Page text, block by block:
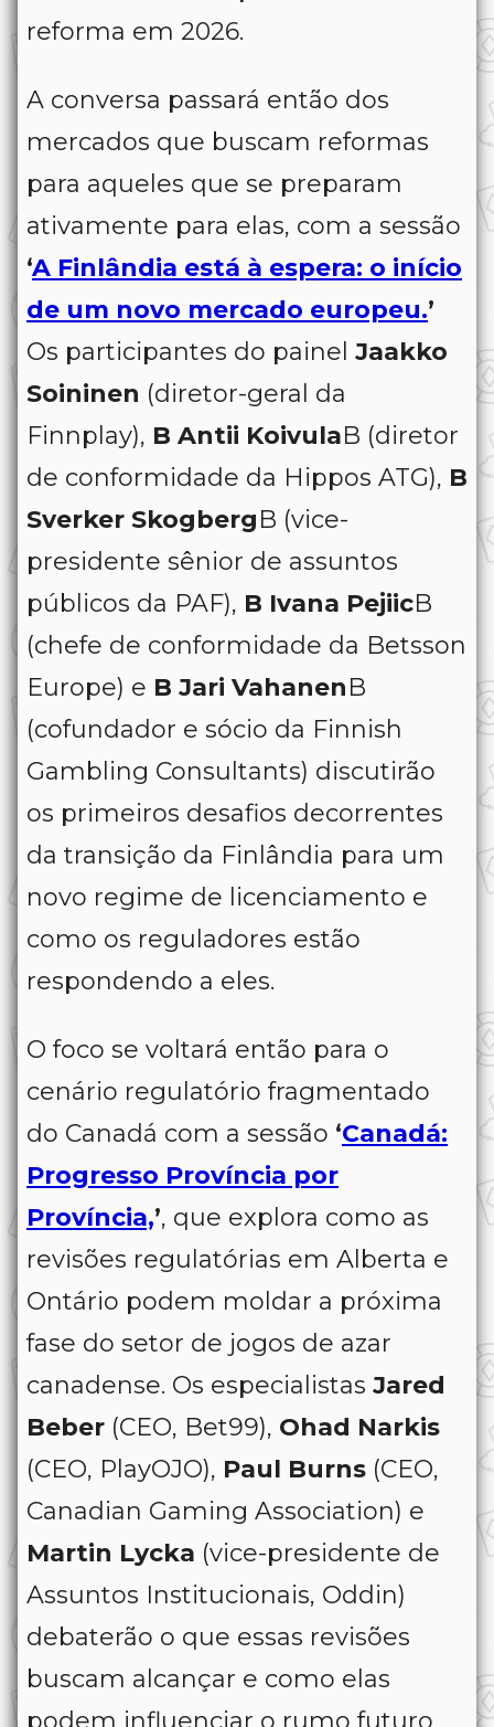
reforma em 2026.
A conversa passará então dos
mercados que buscam reformas
para aqueles que se preparam
ativamente para elas, com a sessão
‘A Finlândia está à espera: o início
de um novo mercado europeu.’
Os participantes do painel Jaakko
Soininen (diretor-geral da
Finnplay), B Antii KoivulaB (diretor
de conformidade da Hippos ATG), B
Sverker SkogbergB (vice-
presidente sênior de assuntos
públicos da PAF), B Ivana PejiicB
(chefe de conformidade da Betsson
Europe) e B Jari VahanenB
(cofundador e sócio da Finnish
Gambling Consultants) discutirão
os primeiros desafios decorrentes
da transição da Finlândia para um
novo regime de licenciamento e
como os reguladores estão
respondendo a eles.
O foco se voltará então para o
cenário regulatório fragmentado
do Canadá com a sessão ‘Canadá:
Progresso Província por
Província,’, que explora como as
revisões regulatórias em Alberta e
Ontário podem moldar a próxima
fase do setor de jogos de azar
canadense. Os especialistas Jared
Beber (CEO, Bet99), Ohad Narkis
(CEO, PlayOJO), Paul Burns (CEO,
Canadian Gaming Association) e
Martin Lycka (vice-presidente de
Assuntos Institucionais, Oddin)
debaterão o que essas revisões
buscam alcançar e como elas
podem influenciar o rumo futuro